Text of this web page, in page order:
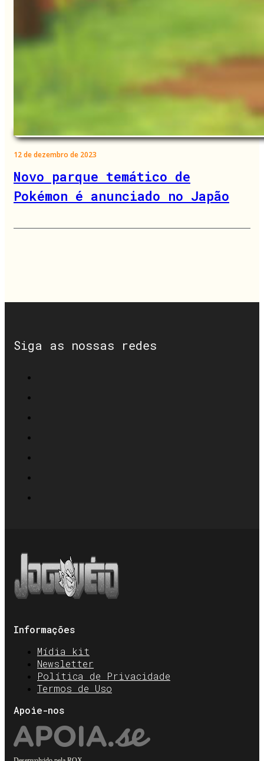
12 de dezembro de 2023
Novo parque temático de
Pokémon é anunciado no Japão
Siga as nossas redes
Informações
Mídia kit
Newsletter
Política de Privacidade
Termos de Uso
Apoie-nos